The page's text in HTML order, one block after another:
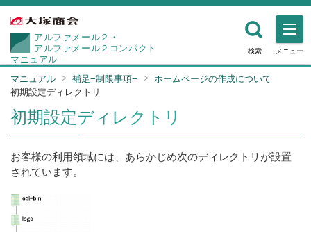
アルファメール２・
アルファメール２コンパクト
マニュアル
検索 メニュー
マニュアル 補足−制限事項−
ホームページの作成について
初期設定ディレクトリ
初期設定ディレクトリ
お客様の利用領域には、あらかじめ次のディレクトリが設置
されています。